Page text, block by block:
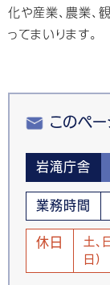
化や産業、農業、
ってまいります。
このペ
岩滝庁舎
業務時間
休日
土
日)